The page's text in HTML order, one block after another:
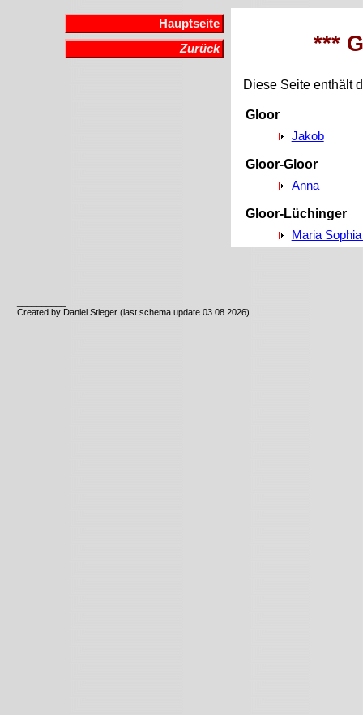
Hauptseite
Zurück
***
Diese Seite enthält
Gloor
Jakob
Gloor-Gloor
Anna
Gloor-Lüchinger
Maria
Created by Daniel Stieger (last schema update 03.08.2026)